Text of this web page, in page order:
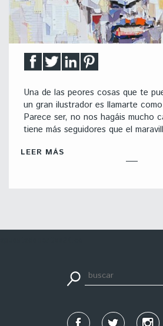
Una de las peores cosas que te
un gran ilustrador es llamarte
Parece ser, no nos hagáis mucho
tiene más seguidores que el
LEER MÁS